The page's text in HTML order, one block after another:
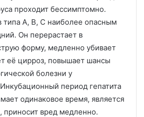
проходит бессимптомно.
типа А, В, С наиболее опасным
Он перерастает в
форму, медленно убивает
её цирроз, повышает шансы
болезни у
период гепатита
одинаковое время, является
вред медленно.